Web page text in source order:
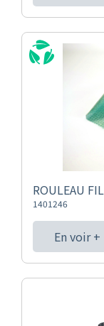
ROULEAU
1401246
En voir +